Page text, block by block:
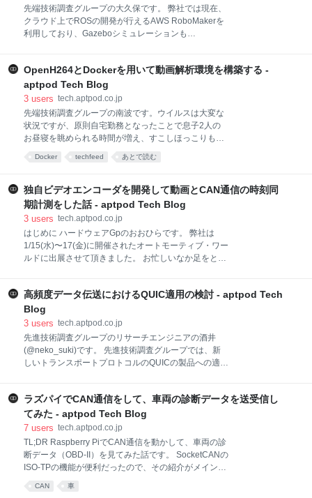
コストが高かったため、今回は行いませんでした。 モ
チベーション 弊社のプロジェクトでAI部分をAmazon
SageMaker（以下、SageMaker）を使って実装したい
いたフレームワークはfastaiであるために簡単に
SageMaker上で実行できな
先端技術調査グループの大久保です。 弊社では現在、
クラウド上でROSの開発が行えるAWS RoboMakerを
利用しており、Gazeboシミュレーションも
ています。 tech.aptpod.co.jp 現在は、シミュレーショ
ン上のロボットにdepthカメラを取り付け、depth情報
を収集できるようにしています。 このdepth情報です
が、32bit浮動小数点数のバイナリ列のため、そのまま
では可視化して確認することができません。ROS用の
ツールを使って可視化することはできますが、弊社の
ットワーク越しに確認することができるため、これを
ROSトピックをjpegに変換して、それを別
OpenH264とDockerを用いて動画解析環境を構築する -
aptpod Tech Blog
3 users tech.aptpod.co.jp
先端技術調査グループの南波です。ウイルスは大変な
状況ですが、原則自宅勤務となったことで息子2人の
お昼寝を眺められる時間が増え、すこしほっこりもし
ています☺️ さて、今回は最近のお仕事の中で intdash
のサーバーに蓄積されているH.264の動画データを解
処したい プロダクト投入時には Amazon ECSなども
利用してスケールさせたいので、解析環境はDocker上
に用意したい といった課題に対しOpenH264をDocker
共有です。 背景 過去の独自ビデオエンコーダの記事で
もご紹介あったように、弊社ではH.264のコーデック
で圧縮された動画データを収集・伝送・保存・可視化
開発にも力を入れています。 となると、もちろん次の
ステップとしては「
Docker techfeed あとで読む
独自ビデオエンコーダを開発して動画とCAN通信の時刻同
期計測をした話 - aptpod Tech Blog
3 users tech.aptpod.co.jp
はじめに ハードウェアGpのおおひらです。 弊社は
1/15(水)〜17(金)に開催されたオートモーティブ・ワー
ルドに出展させて頂きました。 お忙しいなか足をとめ
本記事ではブースにて初お披露目となったビデオエン
コーダ試作品の開発経緯を紹介させて頂きます。 はじ
めに 開発の背景 課題1：イメージセンサ撮像〜打刻の
タイミング管理 課題2：複数のカメラを使用してデー
タ分析する際の不正確さ 課題解決にむけて フェーズ1
: 仕様検討 & 原理試作 (3ヶ月) フェーズ2 : 設計試作
ト おわりに 開発の背景 従来、弊社で
高頻度データ伝送におけるQUIC適用の検討 - aptpod Tech
Blog
3 users tech.aptpod.co.jp
先進技術調査グループのリサーチエンジニアの酒井
(@neko_suki)です。 先進技術調査グループでは、新
しいトランスポートプロトコルのQUICの製品への適用
適用したらどうなるかを評価してみました。 目次は以
下の通りです。 QUICとは Head of Line (HoL)
Blocking とは 実験内容 実験結果 まとめ 参考文献
QUICとは QUICとは、Googleが提案・実装をし、現
在IETFで標準化が行われているプロトコルです。(区別
のため、前者はgQUIC、後者はiQUICと呼ばれていま
QUICはUDPベースの信頼性のある接続を提供するト
ラズパイでCAN通信をして、車両の診断データを送受信し
てみた - aptpod Tech Blog
7 users tech.aptpod.co.jp
TL;DR Raspberry PiでCAN通信を動かして、車両の診
断データ（OBD-II）を見てみた話です。 SocketCANの
ISO-TPの機能が便利だったので、その紹介がメインに
なります。 はじめに この記事はaptpod Advent
Calendar 2019の24日目の記事です。 お送りするの
CAN 車